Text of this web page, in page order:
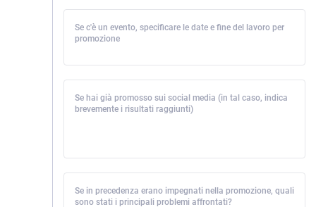
Se c'è un evento, specificare le date e fine del lavoro per
promozione
Se hai già promosso sui social media (in tal caso, indica
brevemente i risultati raggiunti)
Se in precedenza erano impegnati nella promozione, quali
sono stati i principali problemi affrontati?